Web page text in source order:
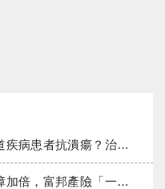
治療進展與健保給付困境一次看
逐夢」專案加碼遠距醫療與緊急救援